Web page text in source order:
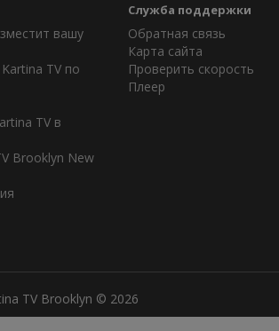
вашу
TV по
TV в
Brooklyn New
Служба поддержки
Обратная связь
Карта сайта
Проверить скорость
Плеер
TV Brooklyn © 2026